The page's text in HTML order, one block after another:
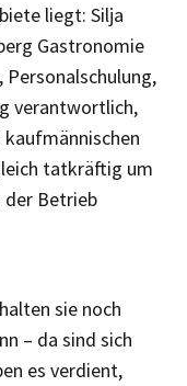
liegt: Silja
Gastronomie
verantwortlich,
tatkräftig um
der ­Betrieb
sie noch
– da sind sich
es verdient,